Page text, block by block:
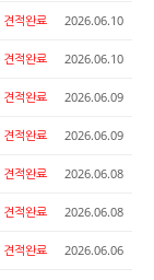
견적완료 2026.06.10
견적완료 2026.06.10
견적완료 2026.06.09
견적완료 2026.06.09
견적완료 2026.06.08
견적완료 2026.06.08
견적완료 2026.06.06